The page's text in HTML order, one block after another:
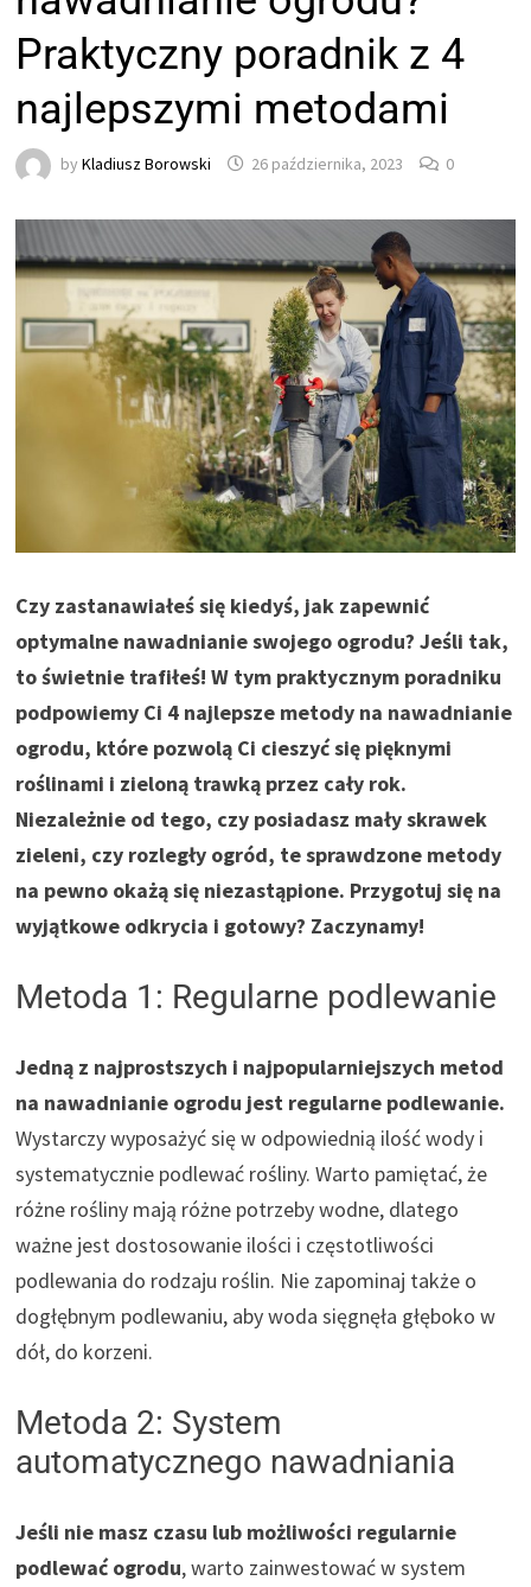
Praktyczny poradnik z 4
najlepszymi metodami
byKladiusz Borowski 26 października, 2023 0
Czy zastanawiałeś się kiedyś, jak zapewnić
optymalne nawadnianie swojego ogrodu? Jeśli tak,
to świetnie trafiłeś! W tym praktycznym poradniku
podpowiemy Ci 4 najlepsze metody na nawadnianie
ogrodu, które pozwolą Ci cieszyć się pięknymi
roślinami i zieloną trawką przez cały rok.
Niezależnie od tego, czy posiadasz mały skrawek
zieleni, czy rozległy ogród, te sprawdzone metody
na pewno okażą się niezastąpione. Przygotuj się na
wyjątkowe odkrycia i gotowy? Zaczynamy!
Metoda 1: Regularne podlewanie
Jedną z najprostszych i najpopularniejszych metod
na nawadnianie ogrodu jest regularne podlewanie.
Wystarczy wyposażyć się w odpowiednią ilość wody i
systematycznie podlewać rośliny. Warto pamiętać, że
różne rośliny mają różne potrzeby wodne, dlatego
ważne jest dostosowanie ilości i częstotliwości
podlewania do rodzaju roślin. Nie zapominaj także o
dogłębnym podlewaniu, aby woda sięgnęła głęboko w
dół, do korzeni.
Metoda 2: System
automatycznego nawadniania
Jeśli nie masz czasu lub możliwości regularnie
podlewać ogrodu, warto zainwestować w system